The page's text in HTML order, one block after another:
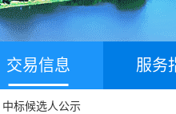
交易信息 服务
中标候选人公示